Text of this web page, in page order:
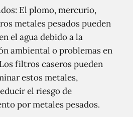
El plomo, mercurio,
metales pesados ​​pueden
el agua debido a la
ambiental o problemas en
filtros caseros pueden
estos metales,
el riesgo de
por metales pesados.